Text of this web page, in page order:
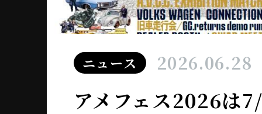
ニュース 2026.06.28
アメフェス2026